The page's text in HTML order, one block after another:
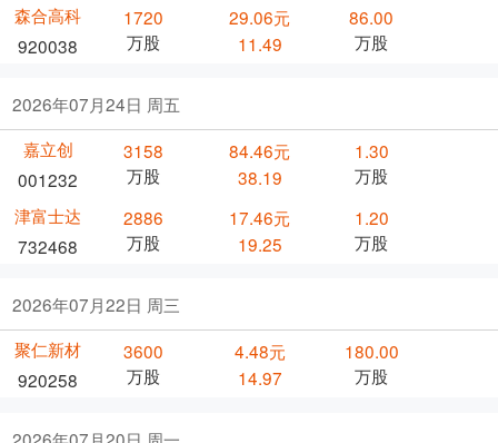
森合高科
920038
1720
万股
29.06元
11.49
86.00
万股
2026年07月24日 周五
嘉立创
001232
3158
万股
84.46元
38.19
1.30
万股
津富士达
732468
2886
万股
17.46元
19.25
1.20
万股
2026年07月22日 周三
聚仁新材
920258
3600
万股
4.48元
14.97
180.00
万股